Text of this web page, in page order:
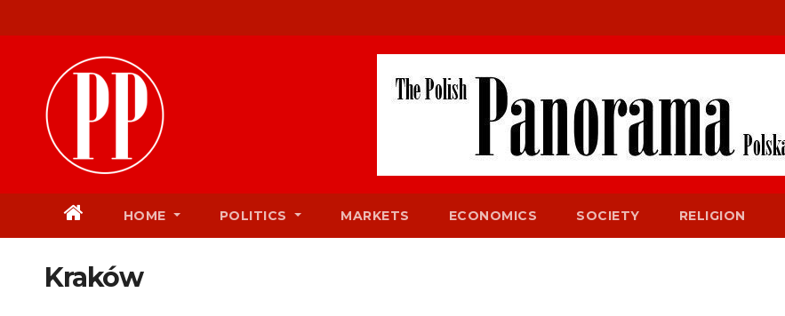
to
HOME POLITICS MARKETS ECONOMICS SOCIETY RELIGION
Kraków